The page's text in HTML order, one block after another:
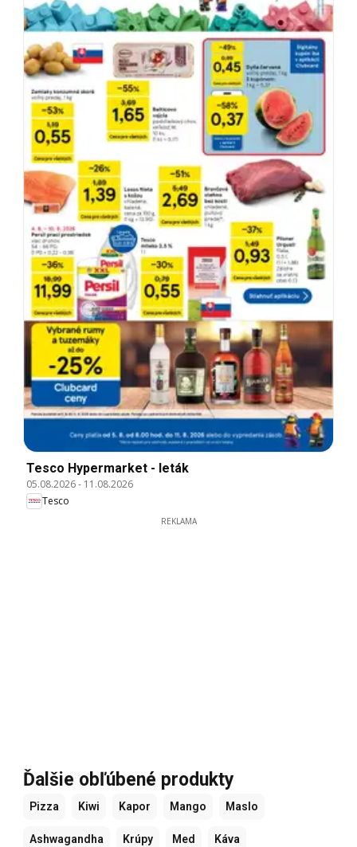
Tesco Hypermarket - leták
05.08.2026- 11.08.2026
Tesco
REKLAMA
Ďalšie obľúbené produkty
Pizza Kiwi Kapor Mango Maslo
Ashwagandha Krúpy Med Káva